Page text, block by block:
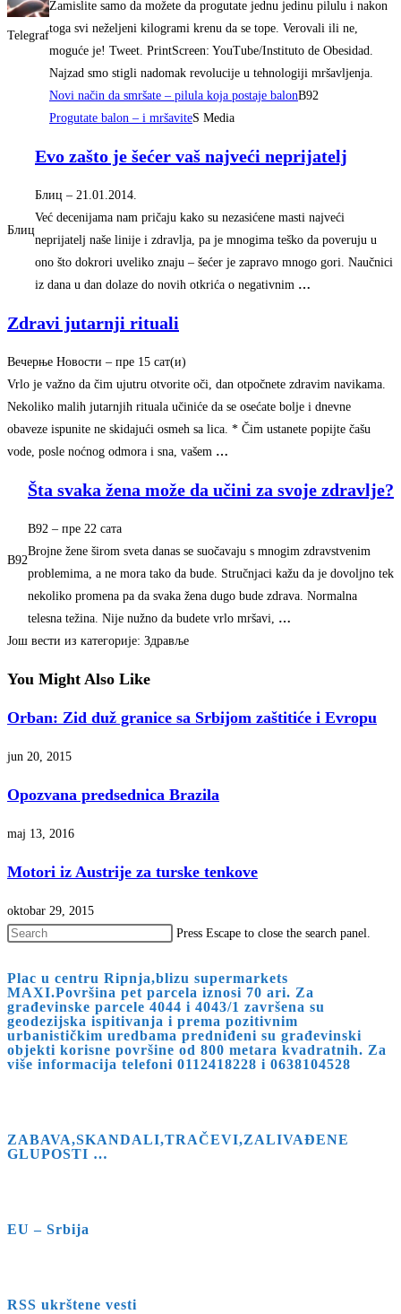
Telegraf
Zamislite samo da možete da progutate jednu jedinu pilulu i nakon
toga svi neželjeni kilogrami krenu da se tope. Verovali ili ne,
moguće je! Tweet. PrintScreen: YouTube/Instituto de Obesidad.
Najzad smo stigli nadomak revolucije u tehnologiji mršavljenja.
Novi način da smršate – pilula koja postaje balonB92
Progutate balon – i mršaviteS Media
Блиц
Evo zašto je šećer vaš najveći neprijatelj
Блиц – ‎21.01.2014.‎
Već decenijama nam pričaju kako su nezasićene masti najveći
neprijatelj naše linije i zdravlja, pa je mnogima teško da poveruju u
ono što dokrori uveliko znaju – šećer je zapravo mnogo gori. Naučnici
iz dana u dan dolaze do novih otkrića o negativnim …
Zdravi jutarnji rituali
Вечерње Новости – ‎пре 15 сат(и)‎
Vrlo je važno da čim ujutru otvorite oči, dan otpočnete zdravim navikama.
Nekoliko malih jutarnjih rituala učiniće da se osećate bolje i dnevne
obaveze ispunite ne skidajući osmeh sa lica. * Čim ustanete popijte čašu
vode, posle noćnog odmora i sna, vašem …
B92
Šta svaka žena može da učini za svoje zdravlje?
B92 – ‎пре 22 сата‎
Brojne žene širom sveta danas se suočavaju s mnogim zdravstvenim
problemima, a ne mora tako da bude. Stručnjaci kažu da je dovoljno tek
nekoliko promena pa da svaka žena dugo bude zdrava. Normalna
telesna težina. Nije nužno da budete vrlo mršavi, …
Још вести из категорије: Здравље
You Might Also Like
Orban: Zid duž granice sa Srbijom zaštitiće i Evropu
jun 20, 2015
Opozvana predsednica Brazila
maj 13, 2016
Motori iz Austrije za turske tenkove
oktobar 29, 2015
Press Escape to close the search panel.
Plac u centru Ripnja,blizu supermarkets
MAXI.Površina pet parcela iznosi 70 ari. Za
građevinske parcele 4044 i 4043/1 završena su
geodezijska ispitivanja i prema pozitivnim
urbanističkim uredbama predniđeni su građevinski
objekti korisne površine od 800 metara kvadratnih. Za
više informacija telefoni 0112418228 i 0638104528
ZABAVA,SKANDALI,TRAČEVI,ZALIVAĐENE
GLUPOSTI …
EU – Srbija
RSS ukrštene vesti